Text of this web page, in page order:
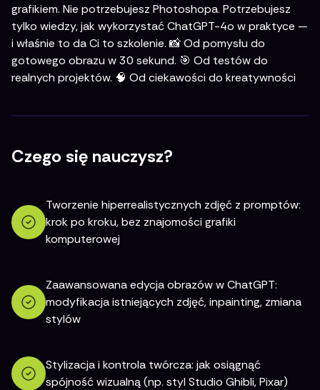
grafikiem. Nie potrzebujesz Photoshopa. Potrzebujesz
tylko wiedzy, jak wykorzystać ChatGPT-4o w praktyce —
i właśnie to da Ci to szkolenie. 📸 Od pomysłu do
gotowego obrazu w 30 sekund. 🎯 Od testów do
realnych projektów. 🧠 Od ciekawości do kreatywności
Czego się nauczysz?
Tworzenie hiperrealistycznych zdjęć z promptów:
krok po kroku, bez znajomości grafiki
komputerowej
Zaawansowana edycja obrazów w ChatGPT:
modyfikacja istniejących zdjęć, inpainting, zmiana
stylów
Stylizacja i kontrola twórcza: jak osiągnąć
spójność wizualną (np. styl Studio Ghibli, Pixar)